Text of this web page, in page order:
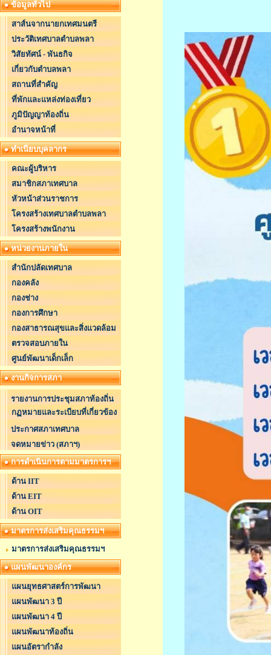
ข้อมูลทั่วไป
สาส์นจากนายกเทศมนตรี
ประวัติเทศบาลตำบลพลา
วิสัยทัศน์ - พันธกิจ
เกี่ยวกับตำบลพลา
สถานที่สำคัญ
ที่พักและแหล่งท่องเที่ยว
ภูมิปัญญาท้องถิ่น
อำนาจหน้าที่
ทำเนียบบุคลากร
คณะผู้บริหาร
สมาชิกสภาเทศบาล
หัวหน้าส่วนราชการ
โครงสร้างเทศบาลตำบลพลา
โครงสร้างพนักงาน
หน่วยงานภายใน
สำนักปลัดเทศบาล
กองคลัง
กองช่าง
กองการศึกษา
กองสาธารณสุขและสิ่งแวดล้อม
ตรวจสอบภายใน
ศูนย์พัฒนาเด็กเล็ก
งานกิจการสภา
รายงานการประชุมสภาท้องถิ่น
กฏหมายและระเบียบที่เกี่ยวข้อง
ประกาศสภาเทศบาล
จดหมายข่าว (สภาฯ)
การดำเนินการตามมาตรการฯ
ด้าน IIT
ด้าน EIT
ด้าน OIT
มาตรการส่งเสริมคุณธรรมฯ
มาตรการส่งเสริมคุณธรรมฯ
แผนพัฒนาองค์กร
แผนยุทธศาสตร์การพัฒนา
แผนพัฒนา 3 ปี
แผนพัฒนา 4 ปี
แผนพัฒนาท้องถิ่น
แผนอัตรากำลัง